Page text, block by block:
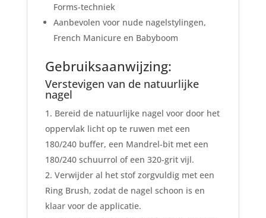
Forms-techniek
Aanbevolen voor nude nagelstylingen,
French Manicure en Babyboom
Gebruiksaanwijzing:
Verstevigen van de natuurlijke
nagel
Bereid de natuurlijke nagel voor door het
oppervlak licht op te ruwen met een
180/240 buffer, een Mandrel-bit met een
180/240 schuurrol of een 320-grit vijl.
Verwijder al het stof zorgvuldig met een
Ring Brush, zodat de nagel schoon is en
klaar voor de applicatie.